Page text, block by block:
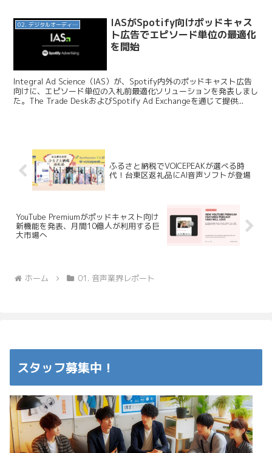
02. デジタルオーディオ広告（音声広告）
IASがSpotify向けポッドキャス
ト広告でエピソード単位の最適化
を開始
Integral Ad Science（IAS）が、Spotify内外のポッドキャスト広告
向けに、エピソード単位の入札前最適化ソリューションを発表しまし
た。The Trade DeskおよびSpotify Ad Exchangeを通じて提供...
ふるさと納税でVOICEPEAKが選べる時
代！台東区返礼品にAI音声ソフトが登場
YouTube Premiumがポッドキャスト向け
新機能を発表、月間10億人が利用する巨
大市場へ
ホーム 01. 音声業界レポート
スタッフ募集中！